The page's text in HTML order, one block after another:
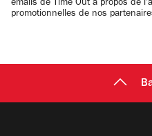
emails de Time Out à propos de
promotionnelles de nos